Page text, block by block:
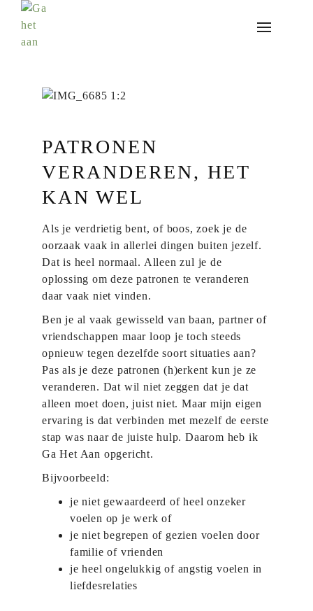
PATRONEN
VERANDEREN, HET
KAN WEL
Als je verdrietig bent, of boos, zoek je de
oorzaak vaak in allerlei dingen buiten jezelf.
Dat is heel normaal. Alleen zul je de
oplossing om deze patronen te veranderen
daar vaak niet vinden.
Ben je al vaak gewisseld van baan, partner of
vriendschappen maar loop je toch steeds
opnieuw tegen dezelfde soort situaties aan?
Pas als je deze patronen (h)erkent kun je ze
veranderen. Dat wil niet zeggen dat je dat
alleen moet doen, juist niet. Maar mijn eigen
ervaring is dat verbinden met mezelf de eerste
stap was naar de juiste hulp. Daarom heb ik
Ga Het Aan opgericht.
Bijvoorbeeld:
je niet gewaardeerd of heel onzeker
voelen op je werk of
je niet begrepen of gezien voelen door
familie of vrienden
je heel ongelukkig of angstig voelen in
liefdesrelaties